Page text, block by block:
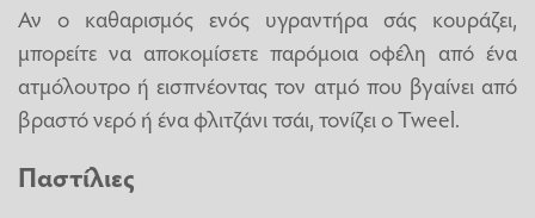
Αν ο καθαρισμός ενός υγραντήρα σάς κουράζει,
μπορείτε να αποκομίσετε παρόμοια οφέλη από ένα
ατμόλουτρο ή εισπνέοντας τον ατμό που βγαίνει από
βραστό νερό ή ένα φλιτζάνι τσάι, τονίζει ο Tweel.
Παστίλιες